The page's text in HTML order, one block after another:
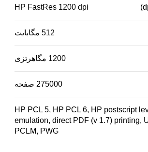
HP FastRes 1200 dpi
512 مگابایت
1200 مگاهرتزی
275000 صفحه
HP PCL 5, HP PCL 6, HP postscript
emulation, direct PDF (v 1.7) printing,
PCLM, PWG